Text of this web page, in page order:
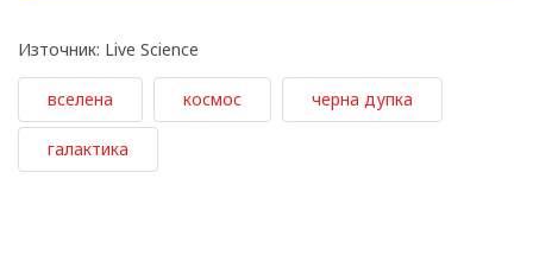
Източник: Live Science
вселена космос черна дупка
галактика